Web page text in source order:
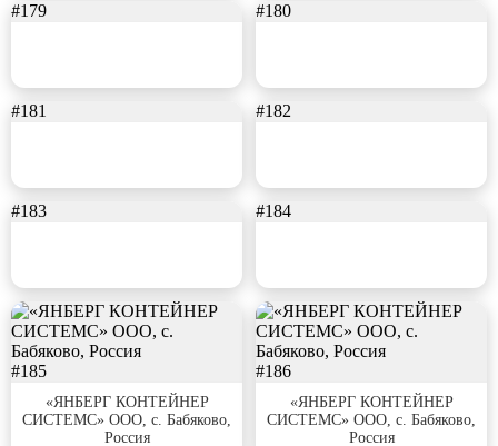
#179 #180
#181 #182
#183 #184
#185
«ЯНБЕРГ КОНТЕЙНЕР
СИСТЕМС» ООО, с. Бабяково,
Россия
#186
«ЯНБЕРГ КОНТЕЙНЕР
СИСТЕМС» ООО, с. Бабяково,
Россия